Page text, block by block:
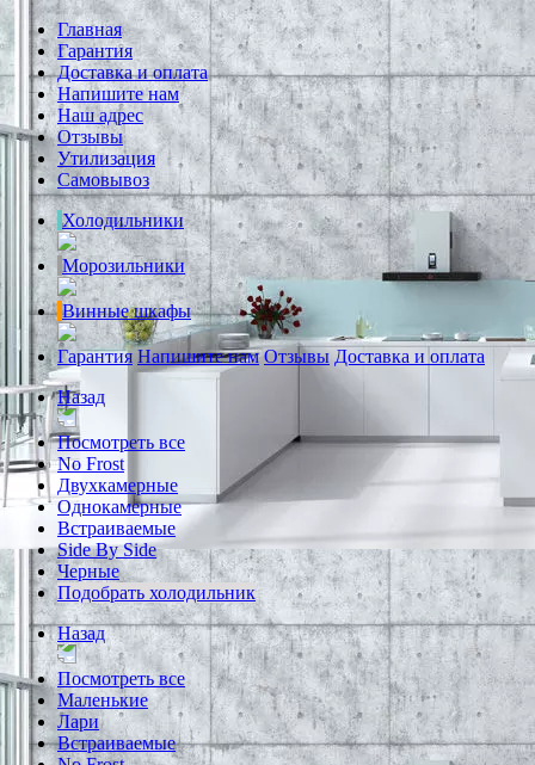
Главная
Гарантия
Доставка и оплата
Напишите нам
Наш адрес
Отзывы
Утилизация
Самовывоз
Холодильники
Морозильники
Винные шкафы
Гарантия Напишите нам Отзывы Доставка и оплата
Назад
Посмотреть все
No Frost
Двухкамерные
Однокамерные
Встраиваемые
Side By Side
Черные
Подобрать холодильник
Назад
Посмотреть все
Маленькие
Лари
Встраиваемые